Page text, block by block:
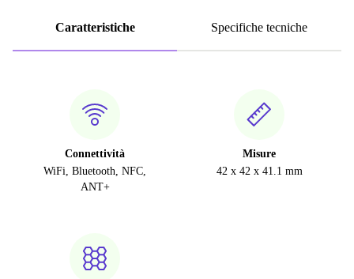
Caratteristiche Specifiche tecniche
Connettività
WiFi, Bluetooth, NFC,
ANT+
Misure
42 x 42 x 41.1 mm